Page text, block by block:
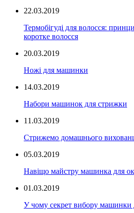
22.03.2019
Термобігуді для волосся:
коротке волосся
20.03.2019
Ножі для машинки
14.03.2019
Набори машинок для стрижки
11.03.2019
Стрижемо домашнього
05.03.2019
Навіщо майстру машинка для
01.03.2019
У чому секрет вибору машинки